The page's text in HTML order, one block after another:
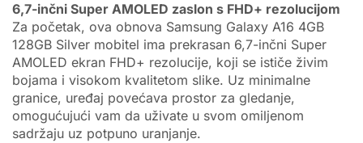
6,7-inčni Super AMOLED zaslon s FHD+ rezolucijom
Za početak, ova obnova Samsung Galaxy A16 4GB
128GB Silver mobitel ima prekrasan 6,7-inčni Super
AMOLED ekran FHD+ rezolucije, koji se ističe živim
bojama i visokom kvalitetom slike. Uz minimalne
granice, uređaj povećava prostor za gledanje,
omogućujući vam da uživate u svom omiljenom
sadržaju uz potpuno uranjanje.